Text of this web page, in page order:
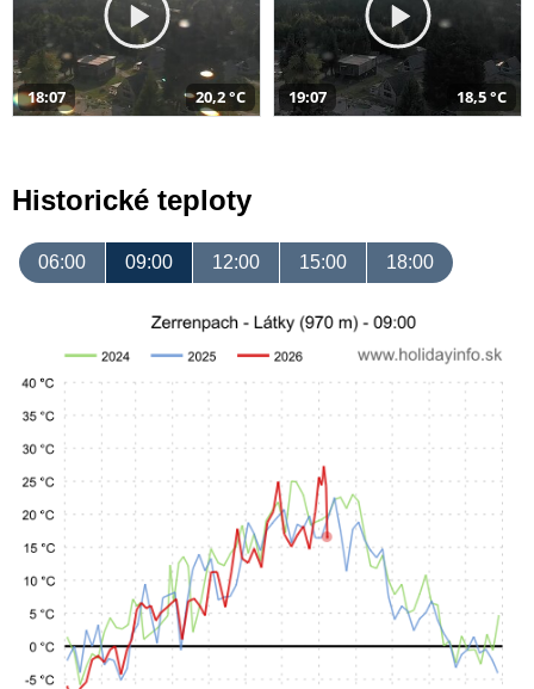
18:07 20,2 °C 19:07 18,5 °C
Historické teploty
06:00 09:00 12:00 15:00 18:00